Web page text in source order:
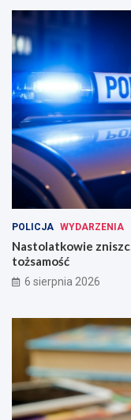
POLICJA WYDARZENIA
Nastolatkowie
tożsamość
6 sierpnia 2026